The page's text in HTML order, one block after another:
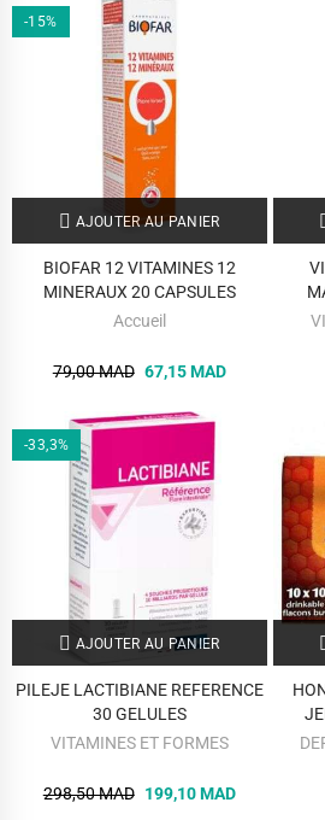
-15%
AJOUTER AU PANIER
BIOFAR 12 VITAMINES 12
MINERAUX 20 CAPSULES
Accueil
79,00 MAD 67,15 MAD
-33,3%
AJOUTER AU PANIER
PILEJE LACTIBIANE REFERENCE
30 GELULES
VITAMINES ET FORMES
298,50 MAD 199,10 MAD